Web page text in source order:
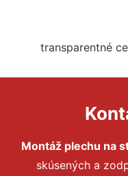
transparentné
Montáž plechu na
skúsených a